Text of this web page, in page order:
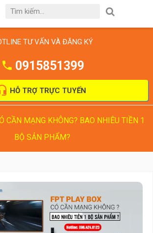
TƯ VẤN VÀ ĐĂNG KÝ
0915851399
HỖ TRỢ TRỰC TUYẾN
CẦN MẠNG KHÔNG? BAO NHIÊU TIỀN 1
BỘ SẢN PHẨM?